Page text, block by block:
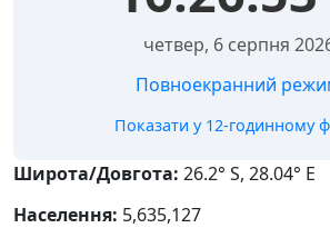
четвер, 6 серпня
Повноекранний
Показати у 12-годинному
Широта/Довгота: 26.2° S, 28.04° E
Населення: 5,635,127